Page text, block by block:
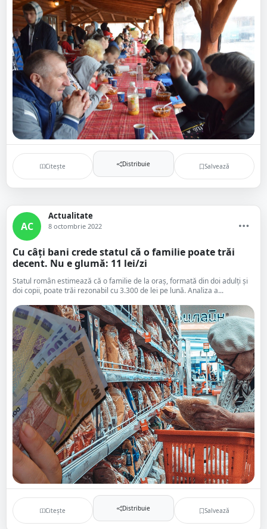
Citește Distribuie Salvează
AC
Actualitate
8 octombrie 2022
Cu câți bani crede statul că o familie poate trăi
decent. Nu e glumă: 11 lei/zi
Statul român estimează că o familie de la oraș, formată din doi adulți și
doi copii, poate trăi rezonabil cu 3.300 de lei pe lună. Analiza a...
Citește Distribuie Salvează